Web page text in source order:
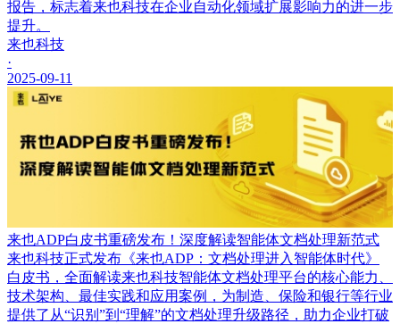
报告，标志着来也科技在企业自动化领域扩展影响力的进一步
提升。
来也科技
·
2025-09-11
来也ADP白皮书重磅发布！深度解读智能体文档处理新范式
来也科技正式发布《来也ADP：文档处理进入智能体时代》
白皮书，全面解读来也科技智能体文档处理平台的核心能力、
技术架构、最佳实践和应用案例，为制造、保险和银行等行业
提供了从“识别”到“理解”的文档处理升级路径，助力企业打破